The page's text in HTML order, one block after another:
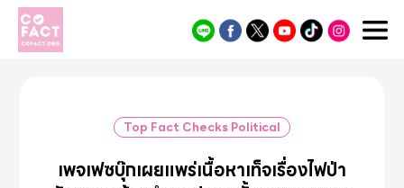
Cofact
Top Fact Checks Political
เพจเฟซบุ๊กเผยแพร่เนื้อหาเท็จเรื่องไฟป่า